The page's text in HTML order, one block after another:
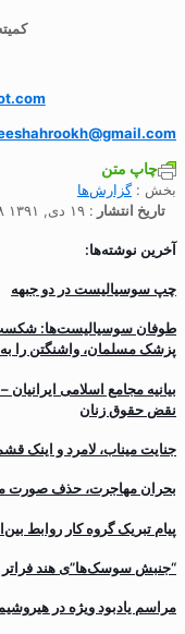
چاپ متن
بخش : گزارش‌ها
تاریخ انتشار : ۱۹ دی, ۱۳۹۱ ۷:۱۸ ق٫ظ
آخرین نوشته‌ها:
چپ سوسیالیست در دو جبهه
پزشک مسلمان، واشنگتن را به
بیانیه مجامع اسلامی
نقض حقوق زنان
جنایت میناب، لامرد و اینک
بحران مهاجرت‌، حذف صورت
پیام تبریک گروه کار روابط
“جنبش سوسک‌ها”ی هند
مراسم یادبود ویژه در